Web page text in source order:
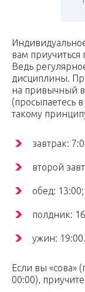
вам приучиться
Ведь
дисциплины.
на привычный
(просыпаетесь
такому
завтрак:
второй
обед: 13:00;
полдник:
ужин: 19:00.
Если вы «сова»
00:00),